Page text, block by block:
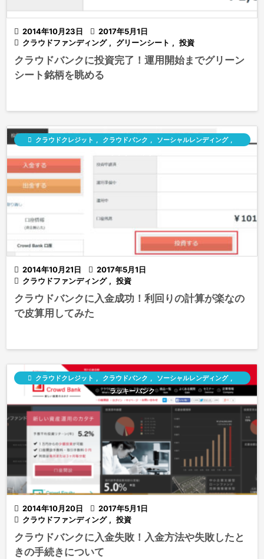
 2014年10月23日  2017年5月1日
 クラウドファンディング , グリーンシート , 投資
クラウドバンクに投資完了！運用開始までグリーン
シート銘柄を眺める
 2014年10月21日  2017年5月1日
 クラウドクレジット クラウドバンク ソーシャルレンディング
 クラウドファンディング , 投資
クラウドバンクに入金成功！利回りの計算が楽なの
で皮算用してみた
 2014年10月20日  2017年5月1日
 クラウドクレジット , クラウドバンク , ソーシャルレンディング ,
ラッキーバンク
 クラウドファンディング , 投資
クラウドバンクに入金失敗！入金方法や失敗したと
きの手続きについて